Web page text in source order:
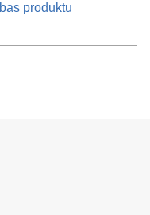
produktu